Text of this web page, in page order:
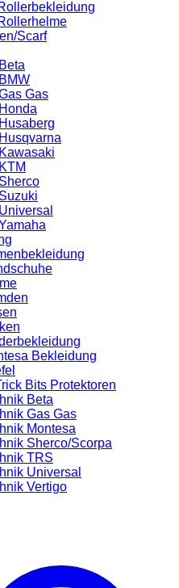
Scarf
Gas
Bekleidung
Bits Protektoren
Beta
Gas Gas
Montesa
Sherco/Scorpa
TRS
Universal
Vertigo